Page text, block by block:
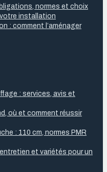
normes et choix
installation
: comment l’aménager
: services, avis et
où et comment réussir
: 110 cm, normes PMR
et variétés pour un